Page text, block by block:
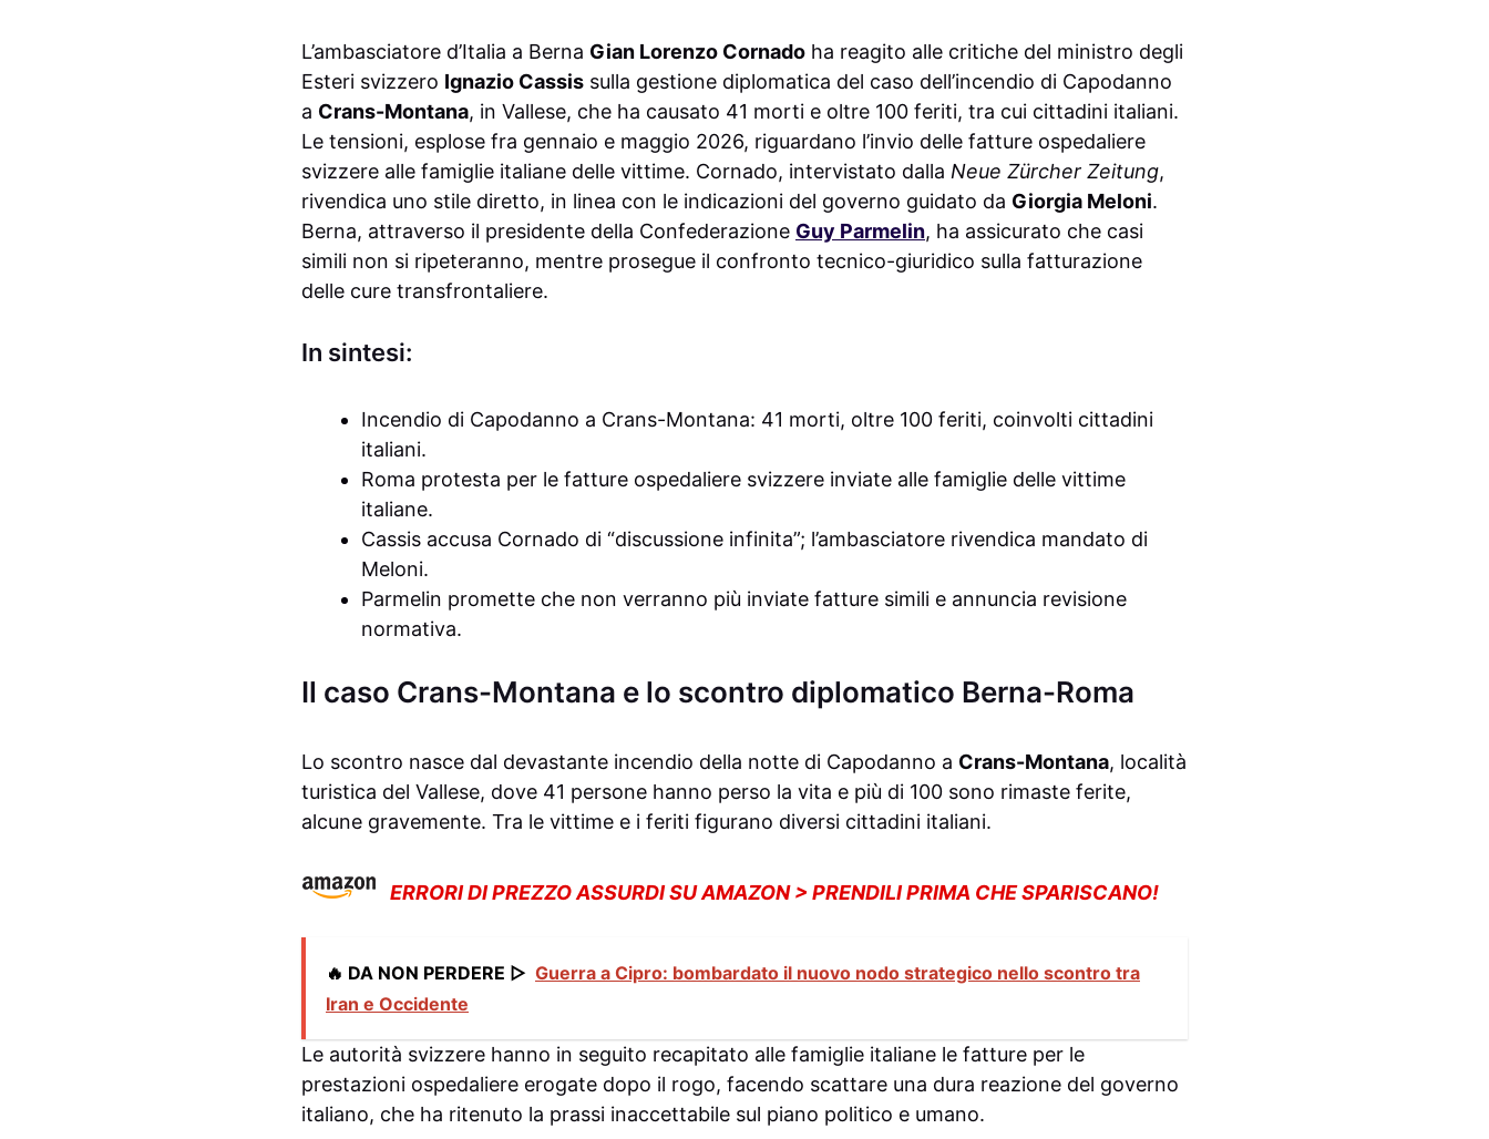
L’ambasciatore d’Italia a Berna Gian Lorenzo Cornado ha reagito alle critiche del ministro degli
Esteri svizzero Ignazio Cassis sulla gestione diplomatica del caso dell’incendio di Capodanno
a Crans-Montana, in Vallese, che ha causato 41 morti e oltre 100 feriti, tra cui cittadini italiani.
Le tensioni, esplose fra gennaio e maggio 2026, riguardano l’invio delle fatture ospedaliere
svizzere alle famiglie italiane delle vittime. Cornado, intervistato dalla Neue Zürcher Zeitung,
rivendica uno stile diretto, in linea con le indicazioni del governo guidato da Giorgia Meloni.
Berna, attraverso il presidente della Confederazione Guy Parmelin, ha assicurato che casi
simili non si ripeteranno, mentre prosegue il confronto tecnico-giuridico sulla fatturazione
delle cure transfrontaliere.
In sintesi:
Incendio di Capodanno a Crans-Montana: 41 morti, oltre 100 feriti, coinvolti cittadini
italiani.
Roma protesta per le fatture ospedaliere svizzere inviate alle famiglie delle vittime
italiane.
Cassis accusa Cornado di “discussione infinita”; l’ambasciatore rivendica mandato di
Meloni.
Parmelin promette che non verranno più inviate fatture simili e annuncia revisione
normativa.
Il caso Crans-Montana e lo scontro diplomatico Berna-Roma
Lo scontro nasce dal devastante incendio della notte di Capodanno a Crans-Montana, località
turistica del Vallese, dove 41 persone hanno perso la vita e più di 100 sono rimaste ferite,
alcune gravemente. Tra le vittime e i feriti figurano diversi cittadini italiani.
ERRORI DI PREZZO ASSURDI SU AMAZON > PRENDILI PRIMA CHE SPARISCANO!
🔥 DA NON PERDERE ▷ Guerra a Cipro: bombardato il nuovo nodo strategico nello scontro tra
Iran e Occidente
Le autorità svizzere hanno in seguito recapitato alle famiglie italiane le fatture per le
prestazioni ospedaliere erogate dopo il rogo, facendo scattare una dura reazione del governo
italiano, che ha ritenuto la prassi inaccettabile sul piano politico e umano.